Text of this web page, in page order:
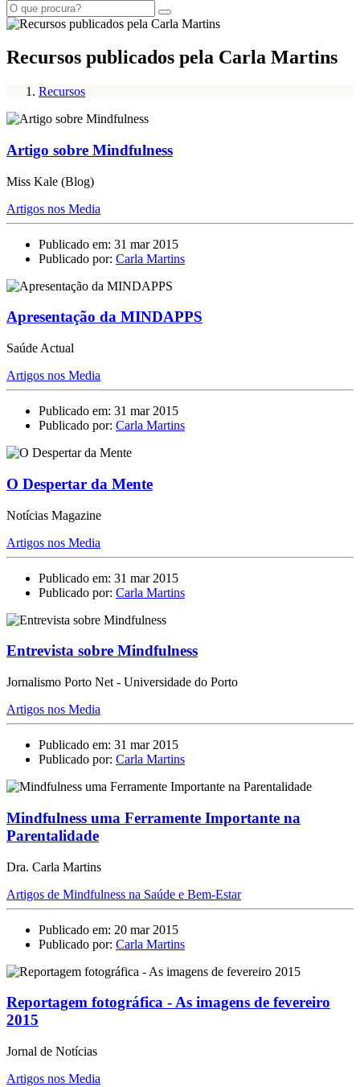
Recursos publicados pela Carla Martins
Recursos
Artigo sobre Mindfulness
Miss Kale (Blog)
Artigos nos Media
Publicado em: 31 mar 2015
Publicado por: Carla Martins
Apresentação da MINDAPPS
Saúde Actual
Artigos nos Media
Publicado em: 31 mar 2015
Publicado por: Carla Martins
O Despertar da Mente
Notícias Magazine
Artigos nos Media
Publicado em: 31 mar 2015
Publicado por: Carla Martins
Entrevista sobre Mindfulness
Jornalismo Porto Net - Universidade do Porto
Artigos nos Media
Publicado em: 31 mar 2015
Publicado por: Carla Martins
Mindfulness uma Ferramente Importante na
Parentalidade
Dra. Carla Martins
Artigos de Mindfulness na Saúde e Bem-Estar
Publicado em: 20 mar 2015
Publicado por: Carla Martins
Reportagem fotográfica - As imagens de fevereiro
2015
Jornal de Notícias
Artigos nos Media